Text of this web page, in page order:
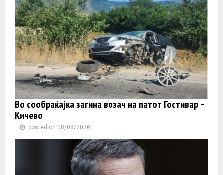
Во сообраќајка загина возач на патот Гостивар –
Кичево
posted on 08/08/2026